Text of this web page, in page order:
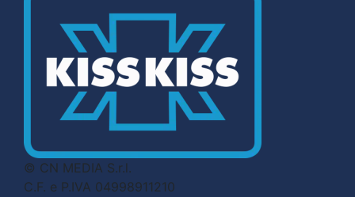
© CN MEDIA S.r.l.
C.F. e P.IVA 04998911210